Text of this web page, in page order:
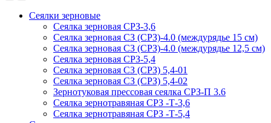
Сеялки зерновые
Сеялка зерновая СРЗ-3,6
Сеялка зерновая СЗ (СРЗ)-4.0 (междурядье 15 см)
Сеялка зерновая СЗ (СРЗ)-4.0 (междурядье 12,5 см)
Сеялка зерновая СРЗ-5,4
Сеялка зерновая СЗ (СРЗ) 5,4-01
Сеялка зерновая СЗ (СРЗ) 5,4-02
Зернотуковая прессовая сеялка СРЗ-П 3.6
Сеялка зернотравяная СРЗ -Т-3,6
Сеялка зернотравяная СРЗ -Т-5,4